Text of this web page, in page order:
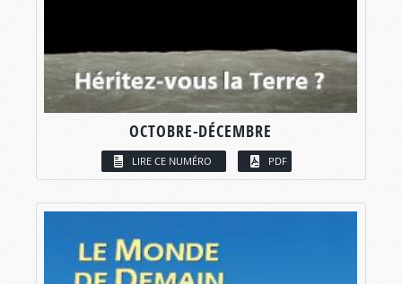
OCTOBRE-DÉCEMBRE
LIRE CE NUMÉRO PDF